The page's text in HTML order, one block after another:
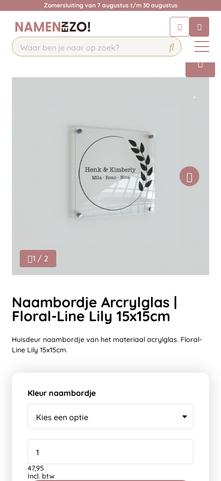
Zomersluiting van 7 augustus t/m 30 augustus
Chat 24/7 met onze chatbot voor
hulp
Contact
1 / 2
Naambordje Arcrylglas |
Floral-Line Lily 15x15cm
Huisdeur naambordje van het materiaal acrylglas. Floral-
Line Lily 15x15cm.
Kleur naambordje
47,95
Incl. btw